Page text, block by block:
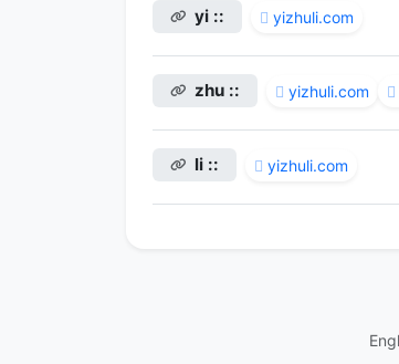
yi :: yizhuli.com
zhu :: yizhuli.com
li :: yizhuli.com